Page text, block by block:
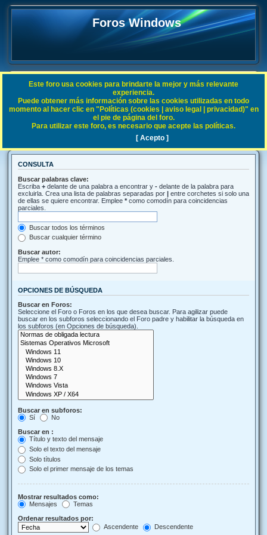
Foros Windows
FAQ
Índice general Buscar
Buscar
CONSULTA
Buscar palabras clave:
Escriba + delante de una palabra a encontrar y - delante de la palabra para
excluirla. Crea una lista de palabras separadas por | entre corchetes si solo una
de ellas se quiere encontrar. Emplee * como comodín para coincidencias
parciales.
Buscar todos los términos
Buscar cualquier término
Buscar autor:
Emplee * como comodín para coincidencias parciales.
OPCIONES DE BÚSQUEDA
Buscar en Foros:
Seleccione el Foro o Foros en los que desea buscar. Para agilizar puede
buscar en los subforos seleccionando el Foro padre y habilitar la búsqueda en
los subforos (en Opciones de búsqueda).
Buscar en subforos:
Sí
No
Buscar en :
Título y texto del mensaje
Solo el texto del mensaje
Solo títulos
Solo el primer mensaje de los temas
Mostrar resultados como:
Mensajes
Temas
Ordenar resultados por:
Ascendente
Descendente
Este foro usa cookies para brindarte la mejor y más relevante
experiencia.
Puede obtener más información sobre las cookies utilizadas en todo
momento al hacer clic en "Políticas (cookies | aviso legal | privacidad)" en
el pie de página del foro.
Para utilizar este foro, es necesario que acepte las políticas.
[ Acepto ]